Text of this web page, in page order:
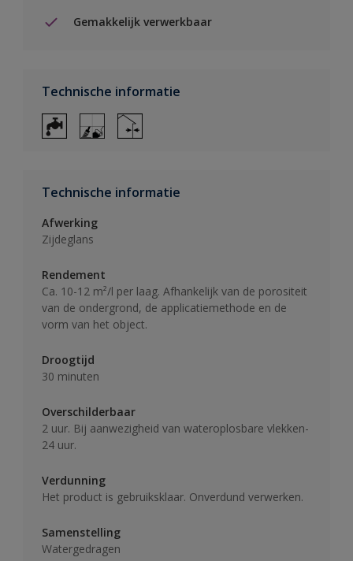
Gemakkelijk verwerkbaar
Technische informatie
Technische informatie
Afwerking
Zijdeglans
Rendement
Ca. 10-12 m²/l per laag. Afhankelijk van de porositeit
van de ondergrond, de applicatiemethode en de
vorm van het object.
Droogtijd
30 minuten
Overschilderbaar
2 uur. Bij aanwezigheid van wateroplosbare vlekken-
24 uur.
Verdunning
Het product is gebruiksklaar. Onverdund verwerken.
Samenstelling
Watergedragen